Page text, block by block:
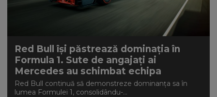
Red Bull își păstrează dominația în
Formula 1. Sute de angajați ai
Mercedes au schimbat echipa
Red Bull continuă să demonstreze dominanța sa în
lumea Formulei 1, consolidându-...